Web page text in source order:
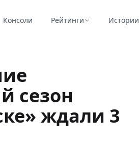
Консоли Рейтинги Истории
сезон
ждали 3